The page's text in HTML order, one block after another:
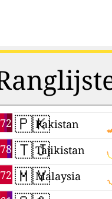
🇵🇰Pakistan
🇹🇯Tajikistan
🇲🇾Malaysia